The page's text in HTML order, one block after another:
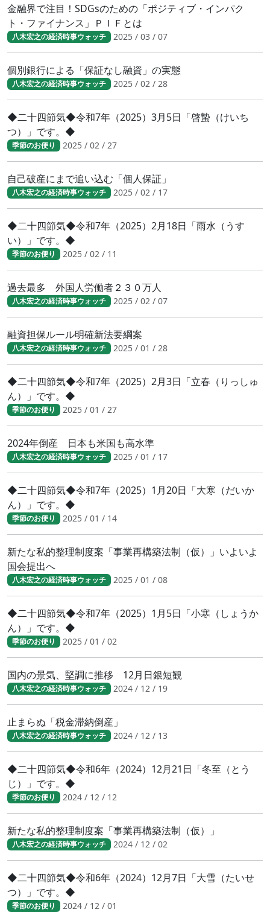
金融界で注目！SDGsのための「ポジティブ・インパク
ト・ファイナンス」ＰＩＦとは
八木宏之の経済時事ウォッチ 2025 / 03 / 07
個別銀行による「保証なし融資」の実態
八木宏之の経済時事ウォッチ 2025 / 02 / 28
◆二十四節気◆令和7年（2025）3月5日「啓蟄（けいち
つ）」です。◆
季節のお便り 2025 / 02 / 27
自己破産にまで追い込む「個人保証」
八木宏之の経済時事ウォッチ 2025 / 02 / 17
◆二十四節気◆令和7年（2025）2月18日「雨水（うす
い）」です。◆
季節のお便り 2025 / 02 / 11
過去最多 外国人労働者２３０万人
八木宏之の経済時事ウォッチ 2025 / 02 / 07
融資担保ルール明確新法要綱案
八木宏之の経済時事ウォッチ 2025 / 01 / 28
◆二十四節気◆令和7年（2025）2月3日「立春（りっしゅ
ん）」です。◆
季節のお便り 2025 / 01 / 27
2024年倒産 日本も米国も高水準
八木宏之の経済時事ウォッチ 2025 / 01 / 17
◆二十四節気◆令和7年（2025）1月20日「大寒（だいか
ん）」です。◆
季節のお便り 2025 / 01 / 14
新たな私的整理制度案「事業再構築法制（仮）」いよいよ
国会提出へ
八木宏之の経済時事ウォッチ 2025 / 01 / 08
◆二十四節気◆令和7年（2025）1月5日「小寒（しょうか
ん）」です。◆
季節のお便り 2025 / 01 / 02
国内の景気、堅調に推移 12月日銀短観
八木宏之の経済時事ウォッチ 2024 / 12 / 19
止まらぬ「税金滞納倒産」
八木宏之の経済時事ウォッチ 2024 / 12 / 13
◆二十四節気◆令和6年（2024）12月21日「冬至（とう
じ）」です。◆
季節のお便り 2024 / 12 / 12
新たな私的整理制度案「事業再構築法制（仮）」
八木宏之の経済時事ウォッチ 2024 / 12 / 02
◆二十四節気◆令和6年（2024）12月7日「大雪（たいせ
つ）」です。◆
季節のお便り 2024 / 12 / 01